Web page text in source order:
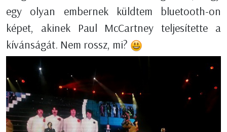
egy olyan embernek küldtem bluetooth-on
képet, akinek Paul McCartney teljesítette a
kívánságát. Nem rossz, mi?